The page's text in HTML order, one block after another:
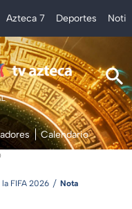
Azteca 7 Deportes
Calendario
FIFA 2026 Nota